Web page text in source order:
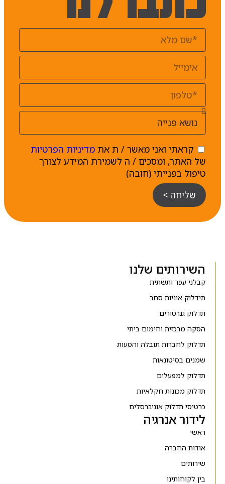
קראתי ואני מאשר / ת אתמדיניות הפרטיות
של האתר, ומסכים / ה לשמירת המידע לצורך
טיפול בפנייתי (חובה)
שליחה >
השירותים שלנו
קבלני עפר ותשתית
תידלוק אוניות סחר
תדלוק גנרטורים
הסקה מרכזית וחימום ביתי
תדלוק לחברות תובלה והסעות
שמנים בסיטונאות
תדלוק למפעלים
תדלוק מכונות חקלאיות
כרטיסי תדלוק אוניברסלים
לידור אנרגיה
ראשי
אודות החברה
שירותים
בין לקוחותינו